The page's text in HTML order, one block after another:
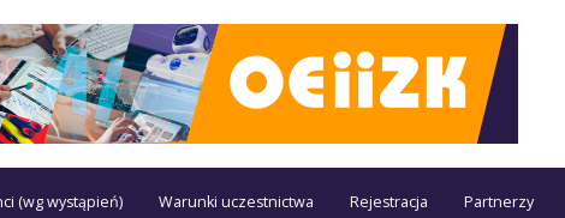
(wg wystąpień) Warunki uczestnictwa Rejestracja Partnerzy